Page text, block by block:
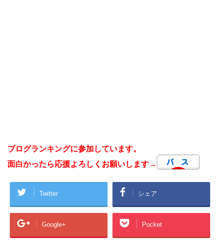
ブログランキングに参加しています。
面白かったら応援よろしくお願いします→
Twitter シェア
Google+ Pocket